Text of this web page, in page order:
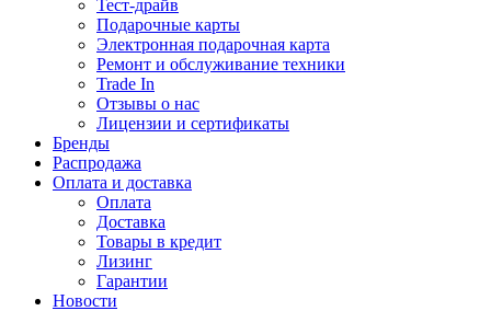
Тест-драйв
Подарочные карты
Электронная подарочная карта
Ремонт и обслуживание техники
Trade In
Отзывы о нас
Лицензии и сертификаты
Бренды
Распродажа
Оплата и доставка
Оплата
Доставка
Товары в кредит
Лизинг
Гарантии
Новости